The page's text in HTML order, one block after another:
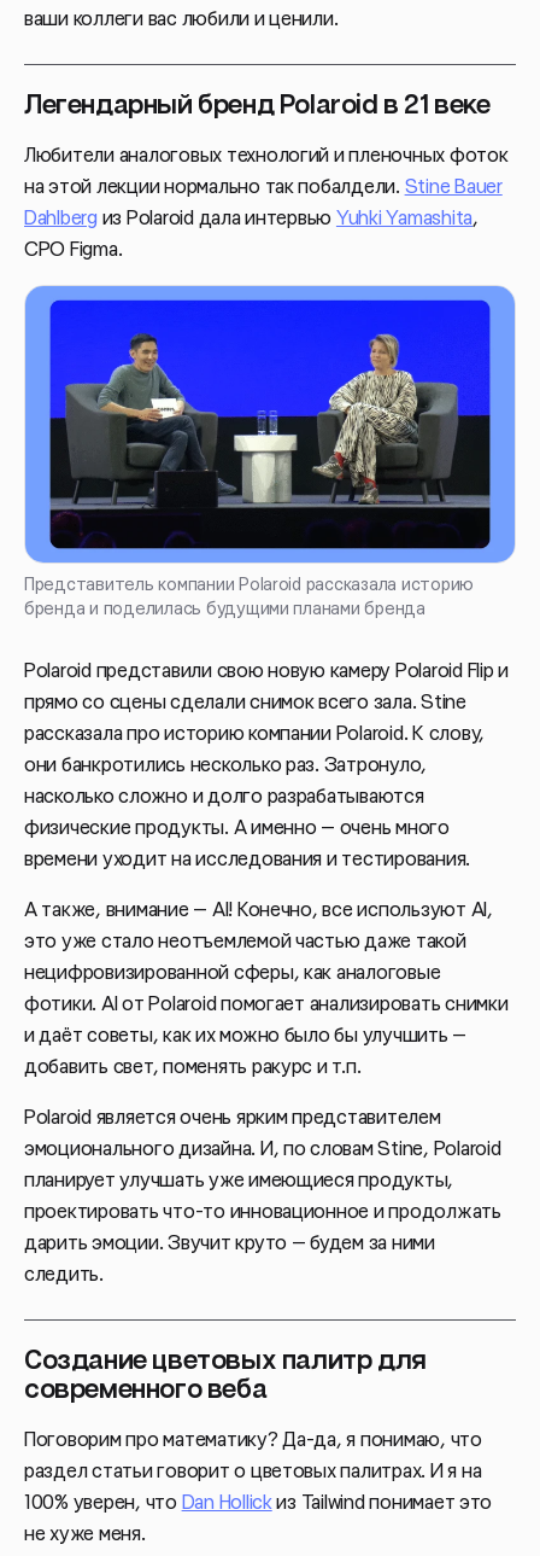
ваши коллеги вас любили и ценили.
Легендарный бренд Polaroid в 21 веке
Любители аналоговых технологий и пленочных фоток
на этой лекции нормально так побалдели. Stine Bauer
Dahlberg из Polaroid дала интервью Yuhki Yamashita,
CPO Figma.
Представитель компании Polaroid рассказала историю
бренда и поделилась будущими планами бренда
Polaroid представили свою новую камеру Polaroid Flip и
прямо со сцены сделали снимок всего зала. Stine
рассказала про историю компании Polaroid. К слову,
они банкротились несколько раз. Затронуло,
насколько сложно и долго разрабатываются
физические продукты. А именно — очень много
времени уходит на исследования и тестирования.
А также, внимание — AI! Конечно, все используют AI,
это уже стало неотъемлемой частью даже такой
нецифровизированной сферы, как аналоговые
фотики. AI от Polaroid помогает анализировать снимки
и даёт советы, как их можно было бы улучшить —
добавить свет, поменять ракурс и т.п.
Polaroid является очень ярким представителем
эмоционального дизайна. И, по словам Stine, Polaroid
планирует улучшать уже имеющиеся продукты,
проектировать что-то инновационное и продолжать
дарить эмоции. Звучит круто — будем за ними
следить.
Создание цветовых палитр для
современного веба
Поговорим про математику? Да-да, я понимаю, что
раздел статьи говорит о цветовых палитрах. И я на
100% уверен, что Dan Hollickиз Tailwind понимает это
не хуже меня.